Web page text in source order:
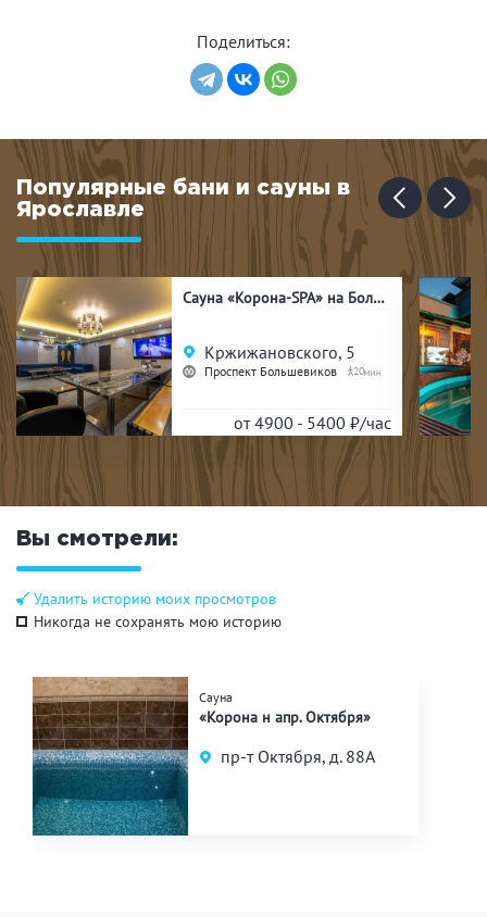
Поделиться:
Популярные бани и сауны в
Ярославле
Сауна «Корона-SPA» на Большевиков
Кржижановского, 5
Проспект Большевиков 20
от 4900 - 5400 ₽/час
Вы смотрели:
Удалить историю моих просмотров
Никогда не сохранять мою историю
Сауна
«Корона н апр. Октября»
пр-т Октября, д. 88А